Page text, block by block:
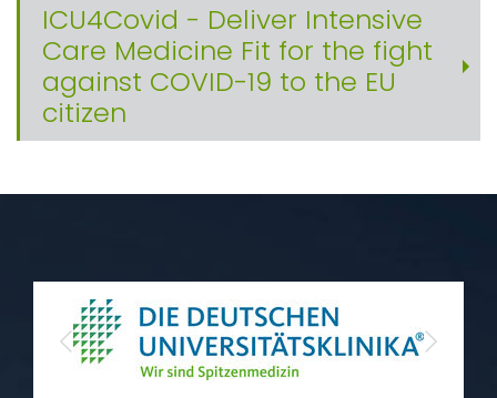
ICU4Covid - Deliver Intensive
Care Medicine Fit for the fight
against COVID-19 to the EU
citizen
Previous Next